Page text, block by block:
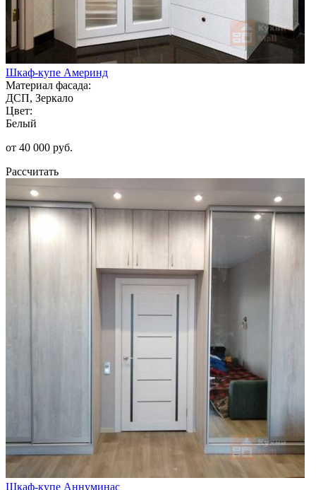
Шкаф-купе Америнд
Материал фасада:
ДСП, Зеркало
Цвет:
Белый
от 40 000 руб.
Рассчитать
Шкаф-купе Аннуминас